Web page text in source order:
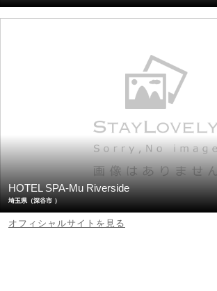
HOTEL SPA-Mu Riverside
埼玉県（深谷市 ）
オフィシャルサイトを見る